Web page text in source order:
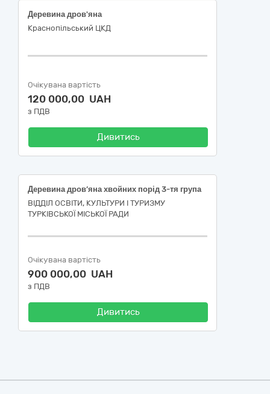
Деревина дров'яна
Краснопільський ЦКД
Очікувана вартість
120 000,00 UAH
з ПДВ
Дивитись
Деревина дров’яна хвойних порід 3-тя група
ВІДДІЛ ОСВІТИ, КУЛЬТУРИ І ТУРИЗМУ
ТУРКІВСЬКОЇ МІСЬКОЇ РАДИ
Очікувана вартість
900 000,00 UAH
з ПДВ
Дивитись